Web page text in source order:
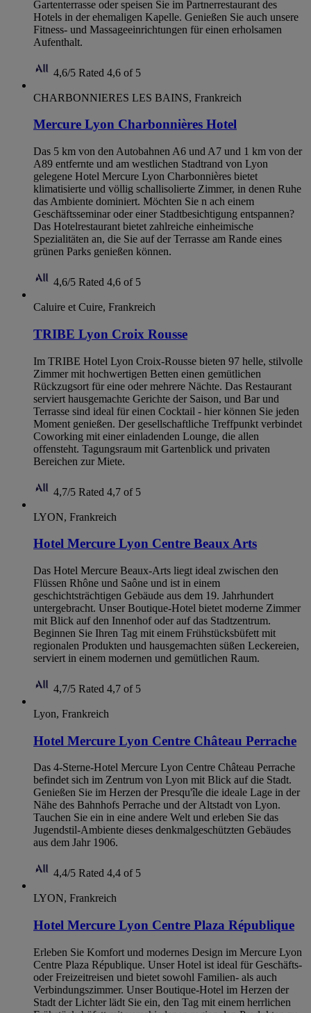
Gartenterrasse oder speisen Sie im Partnerrestaurant des
Hotels in der ehemaligen Kapelle. Genießen Sie auch unsere
Fitness- und Massageeinrichtungen für einen erholsamen
Aufenthalt.
4,6/5 Rated 4,6 of 5
CHARBONNIERES LES BAINS, Frankreich
Mercure Lyon Charbonnières Hotel
Das 5 km von den Autobahnen A6 und A7 und 1 km von der
A89 entfernte und am westlichen Stadtrand von Lyon
gelegene Hotel Mercure Lyon Charbonnières bietet
klimatisierte und völlig schallisolierte Zimmer, in denen Ruhe
das Ambiente dominiert. Möchten Sie n ach einem
Geschäftsseminar oder einer Stadtbesichtigung entspannen?
Das Hotelrestaurant bietet zahlreiche einheimische
Spezialitäten an, die Sie auf der Terrasse am Rande eines
grünen Parks genießen können.
4,6/5 Rated 4,6 of 5
Caluire et Cuire, Frankreich
TRIBE Lyon Croix Rousse
Im TRIBE Hotel Lyon Croix-Rousse bieten 97 helle, stilvolle
Zimmer mit hochwertigen Betten einen gemütlichen
Rückzugsort für eine oder mehrere Nächte. Das Restaurant
serviert hausgemachte Gerichte der Saison, und Bar und
Terrasse sind ideal für einen Cocktail - hier können Sie jeden
Moment genießen. Der gesellschaftliche Treffpunkt verbindet
Coworking mit einer einladenden Lounge, die allen
offensteht. Tagungsraum mit Gartenblick und privaten
Bereichen zur Miete.
4,7/5 Rated 4,7 of 5
LYON, Frankreich
Hotel Mercure Lyon Centre Beaux Arts
Das Hotel Mercure Beaux-Arts liegt ideal zwischen den
Flüssen Rhône und Saône und ist in einem
geschichtsträchtigen Gebäude aus dem 19. Jahrhundert
untergebracht. Unser Boutique-Hotel bietet moderne Zimmer
mit Blick auf den Innenhof oder auf das Stadtzentrum.
Beginnen Sie Ihren Tag mit einem Frühstücksbüfett mit
regionalen Produkten und hausgemachten süßen Leckereien,
serviert in einem modernen und gemütlichen Raum.
4,7/5 Rated 4,7 of 5
Lyon, Frankreich
Hotel Mercure Lyon Centre Château Perrache
Das 4-Sterne-Hotel Mercure Lyon Centre Château Perrache
befindet sich im Zentrum von Lyon mit Blick auf die Stadt.
Genießen Sie im Herzen der Presqu'île die ideale Lage in der
Nähe des Bahnhofs Perrache und der Altstadt von Lyon.
Tauchen Sie ein in eine andere Welt und erleben Sie das
Jugendstil-Ambiente dieses denkmalgeschützten Gebäudes
aus dem Jahr 1906.
4,4/5 Rated 4,4 of 5
LYON, Frankreich
Hotel Mercure Lyon Centre Plaza République
Erleben Sie Komfort und modernes Design im Mercure Lyon
Centre Plaza République. Unser Hotel ist ideal für Geschäfts-
oder Freizeitreisen und bietet sowohl Familien- als auch
Verbindungszimmer. Unser Boutique-Hotel im Herzen der
Stadt der Lichter lädt Sie ein, den Tag mit einem herrlichen